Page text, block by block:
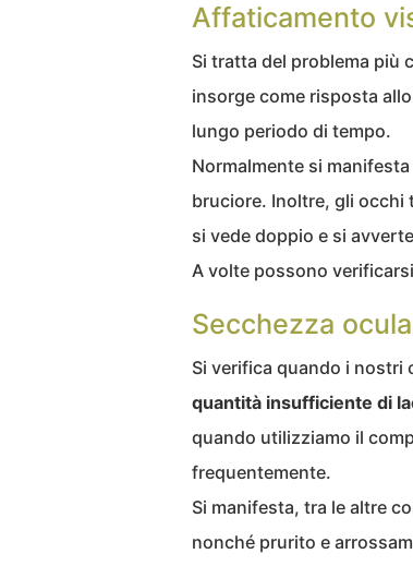
Affaticamento
Si tratta del problema più
insorge come risposta
lungo periodo di tempo.
Normalmente si
bruciore. Inoltre, gli occhi
si vede doppio e si
A volte possono
Secchezza
Si verifica quando i nostri
quantità insufficiente di
quando utilizziamo il
frequentemente.
Si manifesta, tra le altre
nonché prurito e